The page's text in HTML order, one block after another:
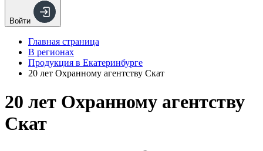
Войти
Главная страница
В регионах
Продукция в Екатеринбурге
20 лет Охранному агентству Скат
20 лет Охранному агентству
Скат